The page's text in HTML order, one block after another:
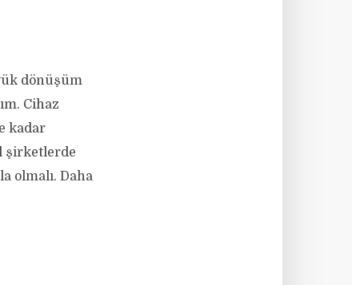
dönüşüm
Cihaz
kadar
şirketlerde
olmalı. Daha